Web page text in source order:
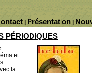
Présentation
PÉRIODIQUES
et
la